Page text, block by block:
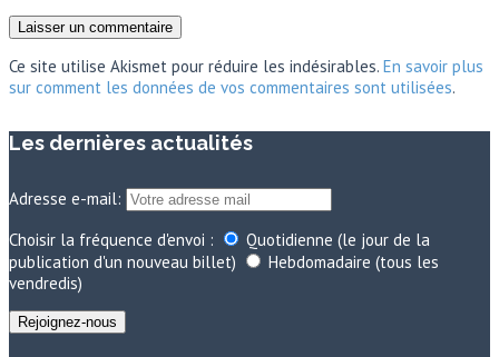
Ce site utilise Akismet pour réduire les indésirables. En savoir plus
sur comment les données de vos commentaires sont utilisées.
Les dernières actualités
Adresse e-mail:
Choisir la fréquence d'envoi :
Quotidienne (le jour de la
publication d'un nouveau billet)
Hebdomadaire (tous les
vendredis)